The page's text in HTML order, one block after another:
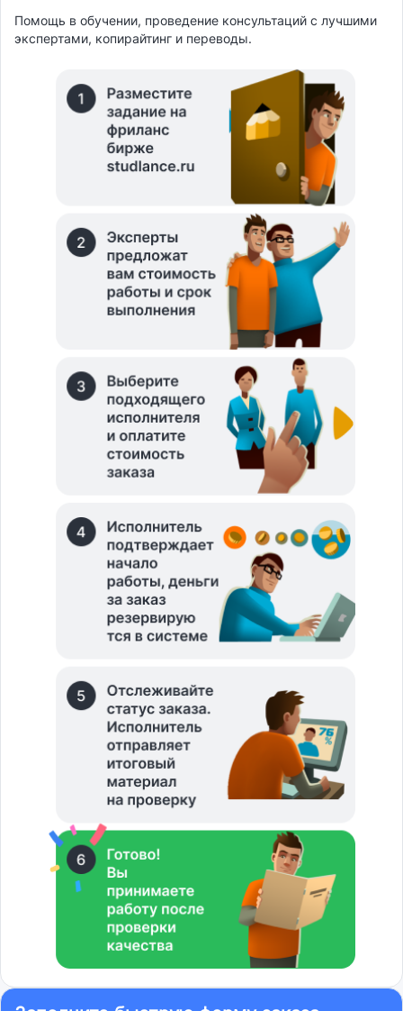
Помощь в обучении, проведение консультаций с лучшими
экспертами, копирайтинг и переводы.